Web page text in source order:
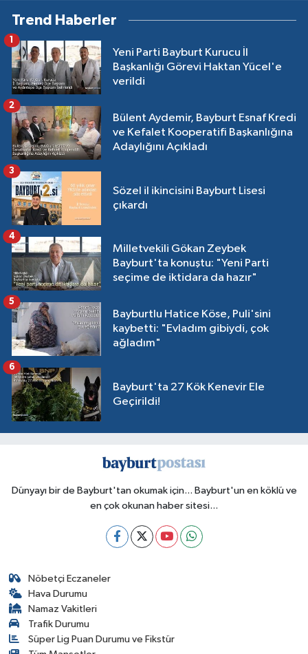
Trend Haberler
Yeni Parti Bayburt Kurucu İl
Başkanlığı Görevi Haktan Yücel'e
verildi
1
Bülent Aydemir, Bayburt Esnaf Kredi
ve Kefalet Kooperatifi Başkanlığına
Adaylığını Açıkladı
2
Sözel il ikincisini Bayburt Lisesi
çıkardı
3
Milletvekili Gökan Zeybek
Bayburt'ta konuştu: "Yeni Parti
seçime de iktidara da hazır"
4
Bayburtlu Hatice Köse, Puli'sini
kaybetti: "Evladım gibiydi, çok
ağladım"
5
Bayburt'ta 27 Kök Kenevir Ele
Geçirildi!
6
Dünyayı bir de Bayburt'tan okumak için... Bayburt'un en köklü ve
en çok okunan haber sitesi...
Nöbetçi Eczaneler
Hava Durumu
Namaz Vakitleri
Trafik Durumu
Süper Lig Puan Durumu ve Fikstür